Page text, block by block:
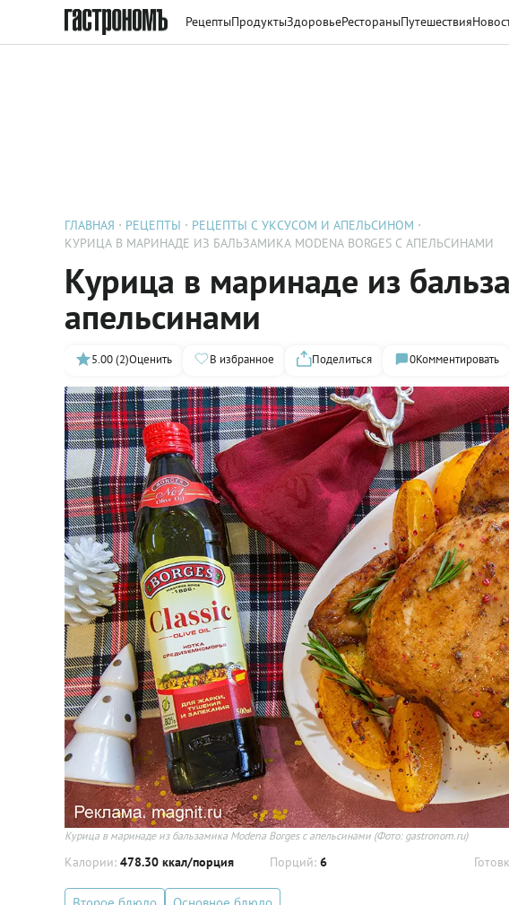
РецептыПродуктыЗдоровьеРестораныПутешествия
ГЛАВНАЯ РЕЦЕПТЫ
РЕЦЕПТЫ С УКСУСОМ И АПЕЛЬСИНОМ
КУРИЦА В МАРИНАДЕ ИЗ БАЛЬЗАМИКА MODENA BORGES С АПЕЛЬСИНАМИ
Курица в маринаде из
апельсинами
5.00 (2)Оценить В избранное Поделиться 0Комментировать
Курица в маринаде из бальзамика Modena Borges с апельсинами (Фото: gastronom.ru)
Калории: 478.30 ккал/порция Порций: 6